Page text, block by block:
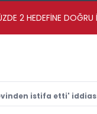
2 HEDEFİNE
istifa etti'